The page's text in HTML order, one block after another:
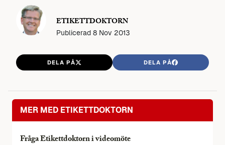
ETIKETTDOKTORN
Publicerad 8 Nov 2013
DELA PÅ DELA PÅ
MER MED ETIKETTDOKTORN
Fråga Etikettdoktorn i videomöte